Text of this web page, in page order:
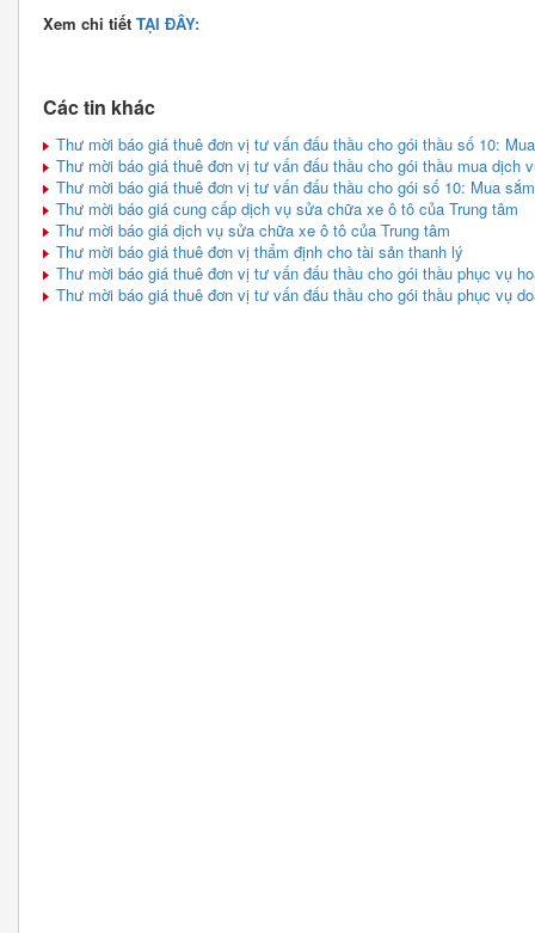
Xem chi tiết TẠI ĐÂY:
Các tin khác
Thư mời báo giá thuê đơn vị tư vấn đấu thầu cho gói thầu số 10:
Thư mời báo giá thuê đơn vị tư vấn đấu thầu cho gói thầu mua dịch
Thư mời báo giá thuê đơn vị tư vấn đấu thầu cho gói số 10: Mua
Thư mời báo giá cung cấp dịch vụ sửa chữa xe ô tô của Trung tâm
Thư mời báo giá dịch vụ sửa chữa xe ô tô của Trung tâm
Thư mời báo giá thuê đơn vị thẩm định cho tài sản thanh lý
Thư mời báo giá thuê đơn vị tư vấn đấu thầu cho gói thầu phục vụ
Thư mời báo giá thuê đơn vị tư vấn đấu thầu cho gói thầu phục vụ